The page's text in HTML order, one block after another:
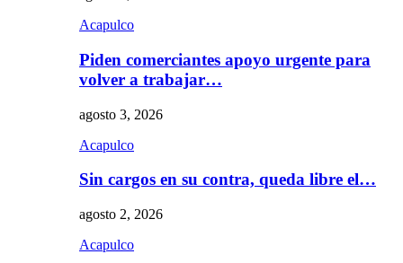
Acapulco
Piden comerciantes apoyo urgente para
volver a trabajar…
agosto 3, 2026
Acapulco
Sin cargos en su contra, queda libre el…
agosto 2, 2026
Acapulco